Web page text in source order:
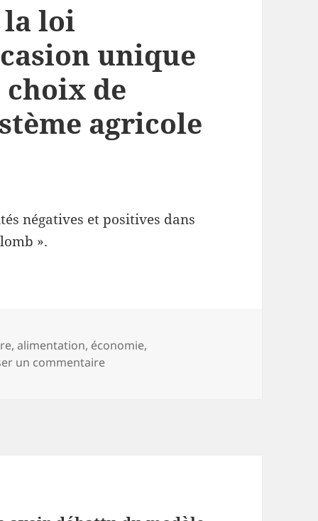
la loi
unique
de
agricole
négatives et positives dans
».
,alimentation, économie,
un commentairesur Débat à venir sur la loi Duplomb :